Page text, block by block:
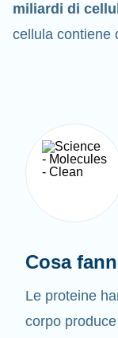
miliardi di
cellula contiene
Cosa
Le proteine
corpo produce